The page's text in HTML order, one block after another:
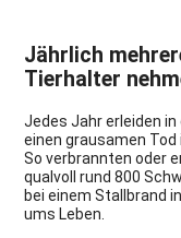
Jährlich
Tierhalter
Jedes Jahr erleiden
einen grausamen Tod
So verbrannten oder
qualvoll rund 800
bei einem Stallbrand
ums Leben.